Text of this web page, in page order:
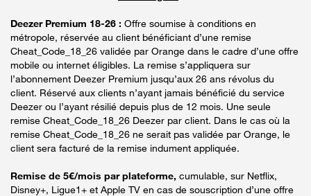
Deezer Premium 18-26 : Offre soumise à conditions en
métropole, réservée au client bénéficiant d’une remise
Cheat_Code_18_26 validée par Orange dans le cadre d’une offre
mobile ou internet éligibles. La remise s’appliquera sur
l’abonnement Deezer Premium jusqu’aux 26 ans révolus du
client. Réservé aux clients n’ayant jamais bénéficié du service
Deezer ou l’ayant résilié depuis plus de 12 mois. Une seule
remise Cheat_Code_18_26 Deezer par client. Dans le cas où la
remise Cheat_Code_18_26 ne serait pas validée par Orange, le
client sera facturé de la remise indument appliquée.
Remise de 5€/mois par plateforme, cumulable, sur Netflix,
Disney+, Ligue1+ et Apple TV en cas de souscription d’une offre